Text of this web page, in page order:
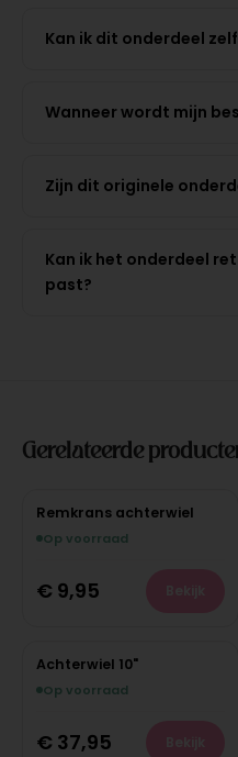
Kan ik dit onderdeel
Wanneer wordt mijn
Zijn dit originele
Kan ik het onderdeel
past?
Gerelateerde
Remkrans achterwiel
Op voorraad
€ 9,95
Achterwiel 10"
Op voorraad
€ 37,95